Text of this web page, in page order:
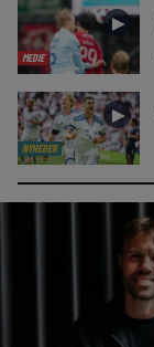
MEDIE
►
NYHEDER
►